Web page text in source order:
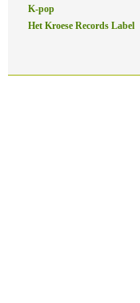
K-pop
Het Kroese Records Label